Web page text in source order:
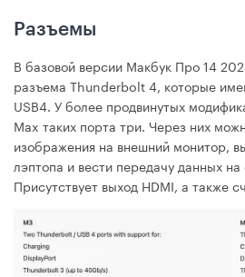
Разъемы
В базовой версии Макбук Про 14
разъема Thunderbolt 4, которые
USB4. У более продвинутых
Max таких порта три. Через них
изображения на внешний монитор,
лэптопа и вести передачу данных
Присутствует выход HDMI, а также